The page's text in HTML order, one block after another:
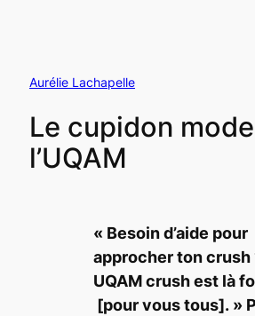
Aurélie Lachapelle
Le cupidon
l’UQAM
« Besoin d’aide pour
approcher ton crush
UQAM crush est là
[pour vous tous]. »